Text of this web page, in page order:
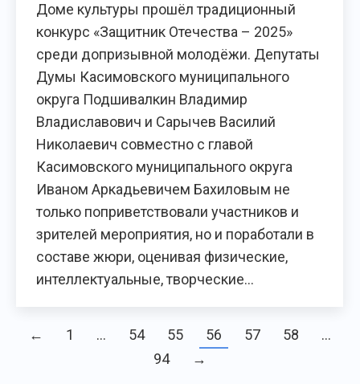
Доме культуры прошёл традиционный
конкурс «Защитник Отечества – 2025»
среди допризывной молодёжи. Депутаты
Думы Касимовского муниципального
округа Подшивалкин Владимир
Владиславович и Сарычев Василий
Николаевич совместно с главой
Касимовского муниципального округа
Иваном Аркадьевичем Бахиловым не
только поприветствовали участников и
зрителей мероприятия, но и поработали в
составе жюри, оценивая физические,
интеллектуальные, творческие…
← 1 … 54 55 56 57 58
…
94
→